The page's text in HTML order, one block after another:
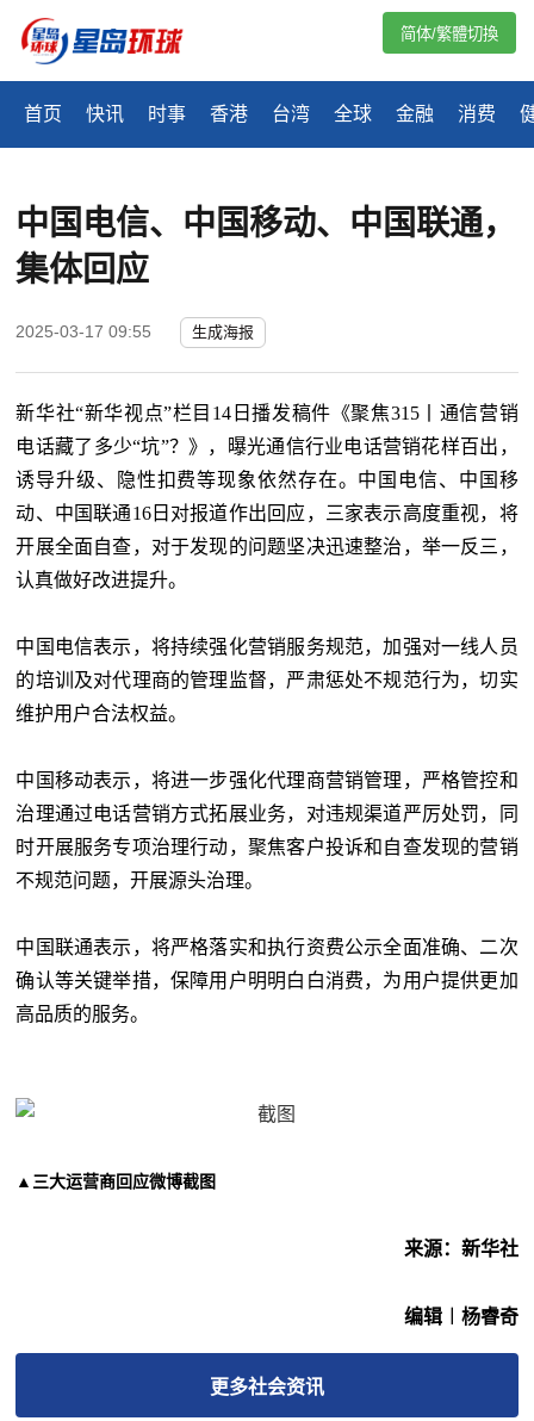
首页 快讯 时事 香港 台湾 全球 金融 消费
简体/繁體切換
中国电信、中国移动、中国联通，
集体回应
2025-03-17 09:55 生成海报
新华社“新华视点”栏目14日播发稿件《聚焦315丨通信营销
电话藏了多少“坑”？》，曝光通信行业电话营销花样百出，
诱导升级、隐性扣费等现象依然存在。中国电信、中国移
动、中国联通16日对报道作出回应，三家表示高度重视，将
开展全面自查，对于发现的问题坚决迅速整治，举一反三，
认真做好改进提升。
中国电信表示，将持续强化营销服务规范，加强对一线人员
的培训及对代理商的管理监督，严肃惩处不规范行为，切实
维护用户合法权益。
中国移动表示，将进一步强化代理商营销管理，严格管控和
治理通过电话营销方式拓展业务，对违规渠道严厉处罚，同
时开展服务专项治理行动，聚焦客户投诉和自查发现的营销
不规范问题，开展源头治理。
中国联通表示，将严格落实和执行资费公示全面准确、二次
确认等关键举措，保障用户明明白白消费，为用户提供更加
高品质的服务。
▲三大运营商回应微博截图
来源：新华社
编辑︱杨睿奇
更多社会资讯